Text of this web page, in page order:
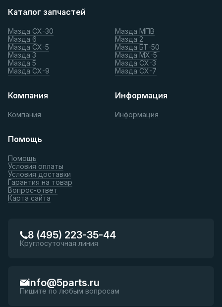
Каталог запчастей
Мазда СХ-30
Мазда 6
Мазда СХ-5
Мазда 3
Мазда 5
Мазда СХ-9
Мазда МПВ
Мазда 2
Мазда БТ-50
Мазда МХ-5
Мазда СХ-3
Мазда СХ-7
Компания
Компания
Информация
Информация
Помощь
Помощь
Условия оплаты
Условия доставки
Гарантия на товар
Вопрос-ответ
Карта сайта
8 (495) 223-35-44
Круглосуточная линия
info@5parts.ru
Пишите по любым вопросам